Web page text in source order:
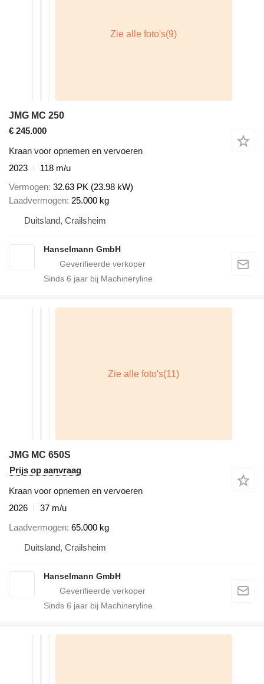
JMG MC 250
€ 245.000
Kraan voor opnemen en vervoeren
2023
118 m/u
Vermogen 32.63 PK (23.98 kW)
Laadvermogen 25.000 kg
Duitsland, Crailsheim
Hanselmann GmbH
Sinds 6 jaar bij Machineryline
JMG MC 650S
Prijs op aanvraag
Kraan voor opnemen en vervoeren
2026
37 m/u
Laadvermogen 65.000 kg
Duitsland, Crailsheim
Hanselmann GmbH
Sinds 6 jaar bij Machineryline